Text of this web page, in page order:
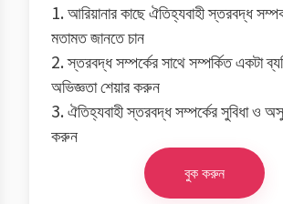
1. আরিয়ানার কাছে ঐতিহ্যবাহী স্তরবদ্ধ
মতামত জানতে চান
2. স্তরবদ্ধ সম্পর্কের সাথে সম্পর্কিত একটা
অভিজ্ঞতা শেয়ার করুন
3. ঐতিহ্যবাহী স্তরবদ্ধ সম্পর্কের সুবিধা ও
করুন
বুক করুন